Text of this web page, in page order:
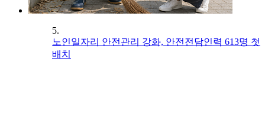
5.
노인일자리 안전관리 강화, 안전전담인력 613명 첫
배치